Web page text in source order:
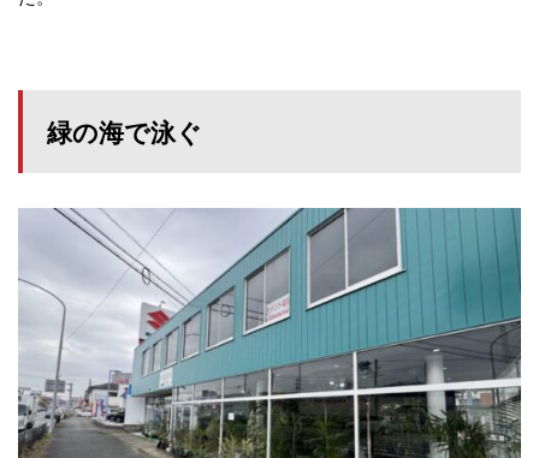
緑の海で泳ぐ